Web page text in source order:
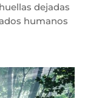
dejadas
humanos